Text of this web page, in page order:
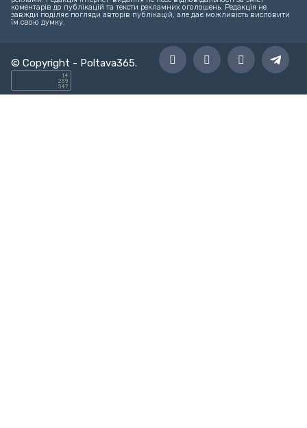
коментарів до публікацій та тексти рекламних оголошень. Редакція не
завжди поділяє погляди авторів публікацій, але дає можливість висловити
їм свою думку.
© Copyright - Poltava365.